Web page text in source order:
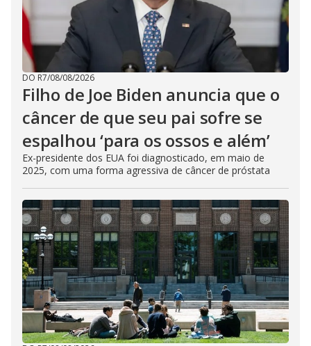
DO R7/08/08/2026
Filho de Joe Biden anuncia que o
câncer de que seu pai sofre se
espalhou ‘para os ossos e além’
Ex-presidente dos EUA foi diagnosticado, em maio de
2025, com uma forma agressiva de câncer de próstata